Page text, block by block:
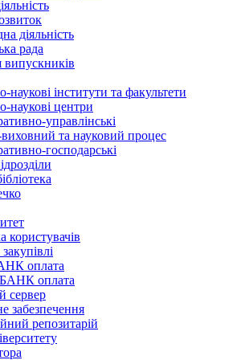
діяльність
рада
випускників
наукові інститути та факультети
наукові центри
управлінські
та науковий процес
господарські
користувачів
оплата
оплата
сервер
забезпечення
репозитарій